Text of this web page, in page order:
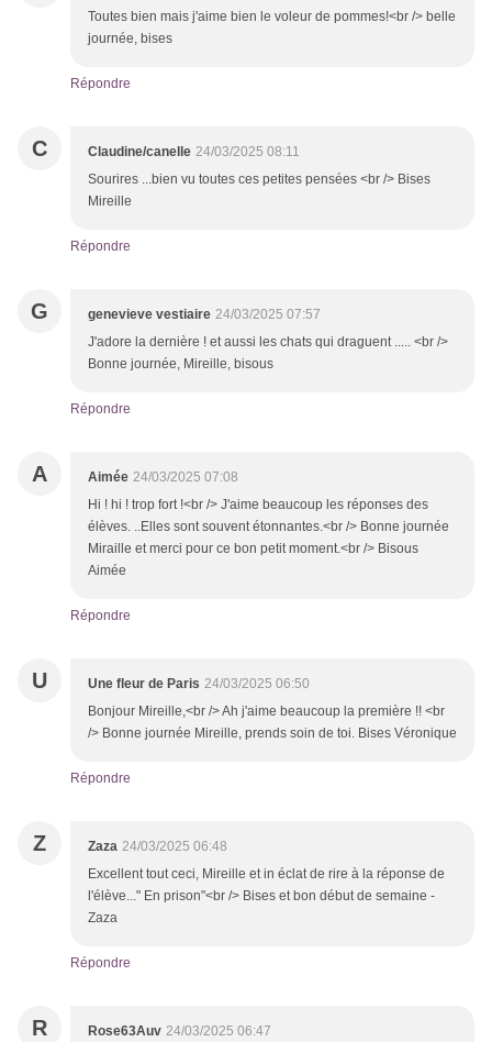
Toutes bien mais j'aime bien le voleur de pommes!<br /> belle
journée, bises
Répondre
C Claudine/canelle 24/03/2025 08:11
Sourires ...bien vu toutes ces petites pensées <br /> Bises
Mireille
Répondre
G genevieve vestiaire 24/03/2025 07:57
J'adore la dernière ! et aussi les chats qui draguent ..... <br />
Bonne journée, Mireille, bisous
Répondre
A Aimée 24/03/2025 07:08
Hi ! hi ! trop fort !<br /> J'aime beaucoup les réponses des
élèves. ..Elles sont souvent étonnantes.<br /> Bonne journée
Miraille et merci pour ce bon petit moment.<br /> Bisous
Aimée
Répondre
U Une fleur de Paris 24/03/2025 06:50
Bonjour Mireille,<br /> Ah j'aime beaucoup la première !! <br
/> Bonne journée Mireille, prends soin de toi. Bises Véronique
Répondre
Z Zaza 24/03/2025 06:48
Excellent tout ceci, Mireille et in éclat de rire à la réponse de
l'élève..." En prison"<br /> Bises et bon début de semaine -
Zaza
Répondre
R Rose63Auv 24/03/2025 06:47